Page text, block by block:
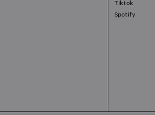
Tiktok
Spotify